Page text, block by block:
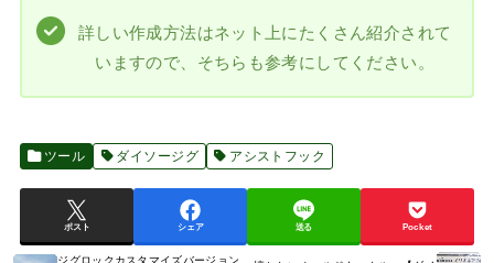
詳しい作成方法はネット上にたくさん紹介されて
いますので、そちらも参考にしてください。
ツール ダイソージグ アシストフック
ポスト シェア 送る Pocket
ジグロックカスタマイズバージョン